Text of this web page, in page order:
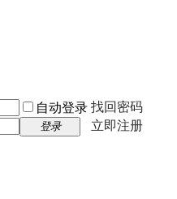
自动登录 找回密码
登录
立即注册